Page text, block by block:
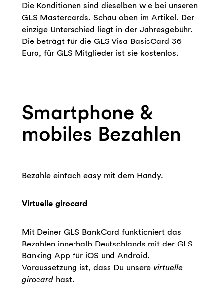
Die Konditionen sind dieselben wie bei unseren
GLS Mastercards. Schau oben im Artikel. Der
einzige Unterschied liegt in der Jahresgebühr.
Die beträgt für die GLS Visa BasicCard 36
Euro, für GLS Mitglieder ist sie kostenlos.
Smartphone &
mobiles Bezahlen
Bezahle einfach easy mit dem Handy.
Virtuelle girocard
Mit Deiner GLS BankCard funktioniert das
Bezahlen innerhalb Deutschlands mit der GLS
Banking App für iOS und Android.
Voraussetzung ist, dass Du unsere virtuelle
girocardhast.